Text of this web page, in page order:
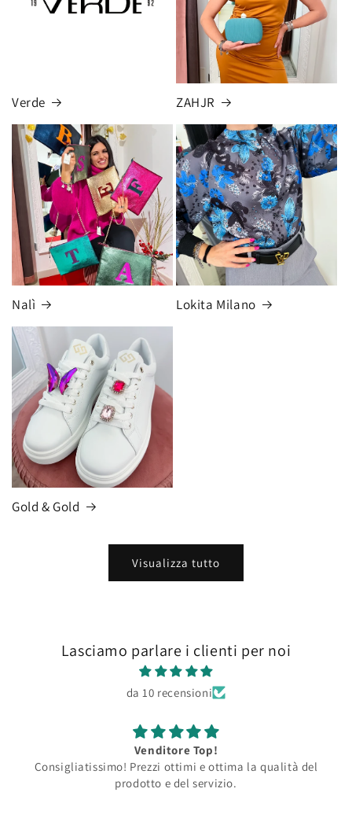
Verde ZAHJR
Nalì Lokita Milano
Gold & Gold
Visualizza tutto
Lasciamo parlare i clienti per noi
da 10 recensioni
Venditore Top!
Consigliatissimo! Prezzi ottimi e ottima la qualità del
prodotto e del servizio.